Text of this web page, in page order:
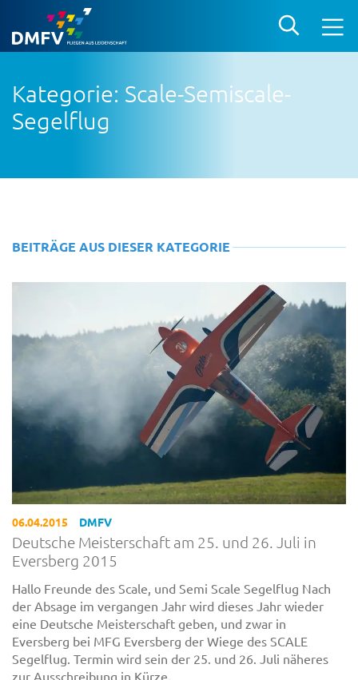
Kategorie: Scale-Semiscale-
Segelflug
BEITRÄGE AUS DIESER KATEGORIE
06.04.2015 DMFV
Deutsche Meisterschaft am 25. und 26. Juli in
Eversberg 2015
Hallo Freunde des Scale, und Semi Scale Segelflug Nach
der Absage im vergangen Jahr wird dieses Jahr wieder
eine Deutsche Meisterschaft geben, und zwar in
Eversberg bei MFG Eversberg der Wiege des SCALE
Segelflug. Termin wird sein der 25. und 26. Juli näheres
zur Ausschreibung in Kürze.